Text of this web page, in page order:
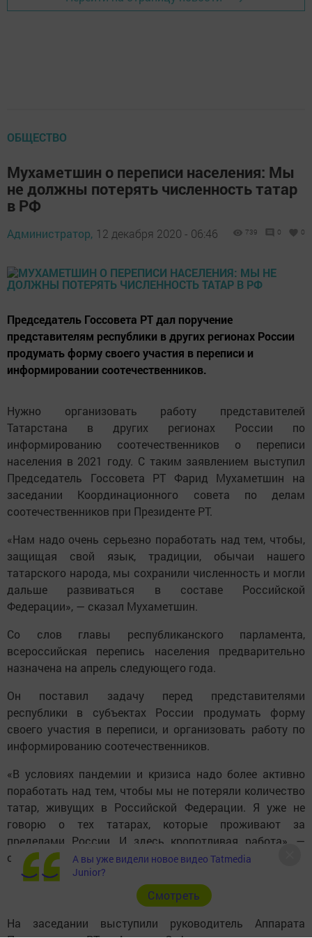
ОБЩЕСТВО
Мухаметшин о переписи населения: Мы
не должны потерять численность татар
в РФ
Администратор, 12 декабря 2020 - 06:46 739 0 0
Председатель Госсовета РТ дал поручение
представителям республики в других регионах России
продумать форму своего участия в переписи и
информировании соотечественников.
Нужно организовать работу представителей
Татарстана в других регионах России по
информированию соотечественников о переписи
населения в 2021 году. С таким заявлением выступил
Председатель Госсовета РТ Фарид Мухаметшин на
заседании Координационного совета по делам
соотечественников при Президенте РТ.
«Нам надо очень серьезно поработать над тем, чтобы,
защищая свой язык, традиции, обычаи нашего
татарского народа, мы сохранили численность и могли
дальше развиваться в составе Российской
Федерации», — сказал Мухаметшин.
Со слов главы республиканского парламента,
всероссийская перепись населения предварительно
назначена на апрель следующего года.
Он поставил задачу перед представителями
республики в субъектах России продумать форму
своего участия в переписи, и организовать работу по
информированию соотечественников.
«В условиях пандемии и кризиса надо более активно
поработать над тем, чтобы мы не потеряли количество
татар, живущих в Российской Федерации. Я уже не
говорю о тех татарах, которые проживают за
пределами России. И здесь кропотливая работа», —
отметил парламентарий.
На заседании выступили руководитель Аппарата
А вы уже видели новое видео Tatmedia
Junior?
Cмотреть